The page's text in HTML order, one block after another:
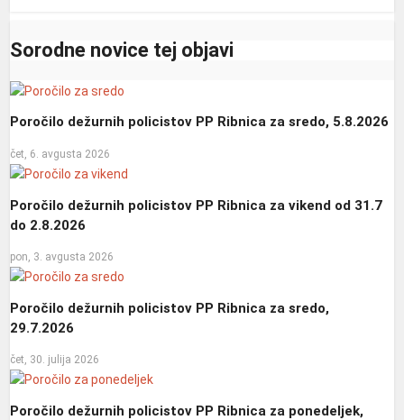
Sorodne novice tej objavi
Poročilo dežurnih policistov PP Ribnica za sredo, 5.8.2026
čet, 6. avgusta 2026
Poročilo dežurnih policistov PP Ribnica za vikend od 31.7
do 2.8.2026
pon, 3. avgusta 2026
Poročilo dežurnih policistov PP Ribnica za sredo,
29.7.2026
čet, 30. julija 2026
Poročilo dežurnih policistov PP Ribnica za ponedeljek,